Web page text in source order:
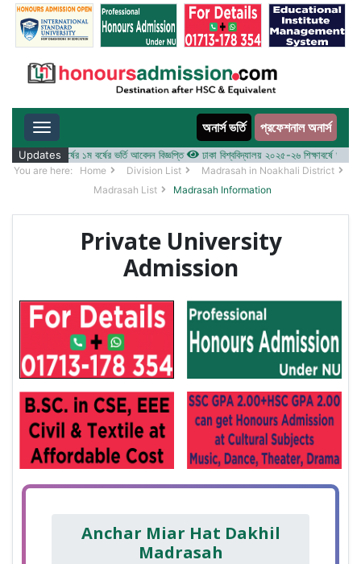
Toggle navigation অনার্স ভর্তি প্রফেশনাল অনার্স
Updates
২৬ শিক্ষাবর্ষের ১ম বর্ষের ভর্তি আবেদন বিজ্ঞপ্তি ঢাকা বিশ্ববিদ্যালয় ২০২৫-২৬ শিক্ষাবর্ষে
You are here: Home Division List
Madrasah in Noakhali District
Madrasah List
Madrasah Information
Private University
Admission
Anchar Miar Hat Dakhil
Madrasah